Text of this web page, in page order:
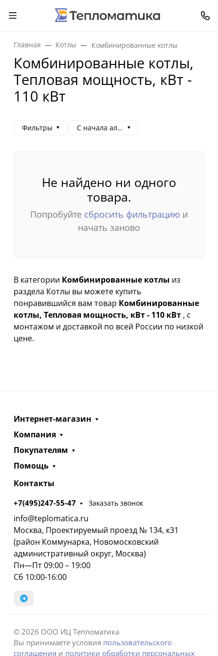
Главная Котлы Комбинированные котлы
Комбинированные котлы,
Тепловая мощность, кВт -
110 кВт
Фильтры С начала алфавита
Не найдено ни одного
товара.
Попробуйте сбросить фильтрацию и
начать заново
В категории Комбинированные котлы из
раздела Котлы вы можете купить
понравившийся вам товар Комбинированные
котлы, Тепловая мощность, кВт - 110 кВт , с
монтажом и доставкой по всей России по низкой
цене.
Интернет-магазин
Компания
Покупателям
Помощь
Контакты
+7(495)247-55-47 Заказать звонок
info@teplomatica.ru
Москва, Проектируемый проезд № 134, к31
(район Коммунарка, Новомосковский
административный округ, Москва)
Пн—Пт 09:00 – 19:00
Сб 10:00-16:00
© 2026 ООО ИЦ Тепломатика
Вы принимаете условия пользовательского
соглашения и политики обработки персональных